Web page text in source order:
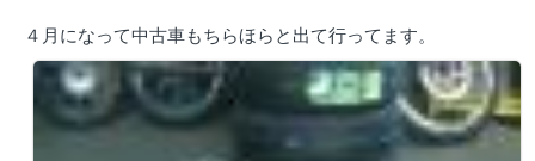
４月になって中古車もちらほらと出て行ってます。